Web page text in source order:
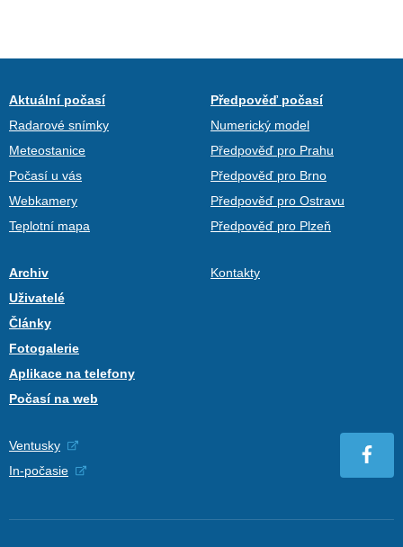
Aktuální počasí
Radarové snímky
Meteostanice
Počasí u vás
Webkamery
Teplotní mapa
Předpověď počasí
Numerický model
Předpověď pro Prahu
Předpověď pro Brno
Předpověď pro Ostravu
Předpověď pro Plzeň
Archiv
Uživatelé
Články
Fotogalerie
Aplikace na telefony
Počasí na web
Kontakty
Ventusky
In-počasie